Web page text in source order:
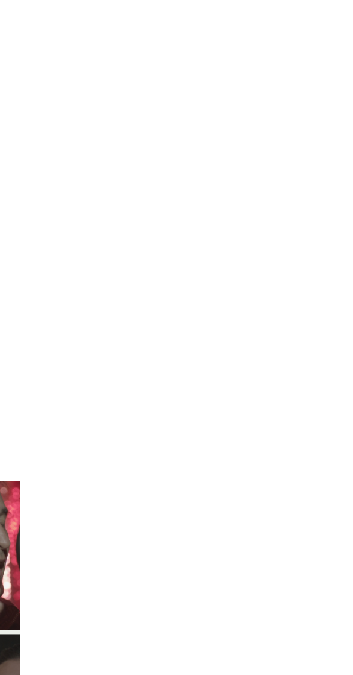
muchos sentimos y pocos sabemos cómo explicar y donde también